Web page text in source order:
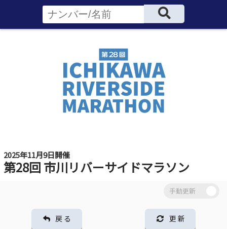
2025年11月9日開催
第28回 市川リバーサイドマラソン
戻 る 更 新